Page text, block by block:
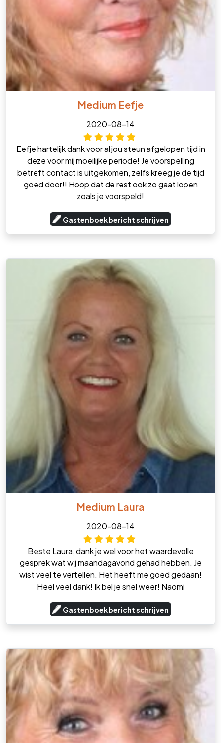
Medium Eefje
2020-08-14
Eefje hartelijk dank voor al jou steun afgelopen tijd in
deze voor mij moeilijke periode! Je voorspelling
betreft contact is uitgekomen, zelfs kreeg je de tijd
goed door!! Hoop dat de rest ook zo gaat lopen
zoals je voorspeld!
Gastenboek bericht schrijven
Medium Laura
2020-08-14
Beste Laura, dank je wel voor het waardevolle
gesprek wat wij maandagavond gehad hebben. Je
wist veel te vertellen. Het heeft me goed gedaan!
Heel veel dank! Ik bel je snel weer! Naomi
Gastenboek bericht schrijven